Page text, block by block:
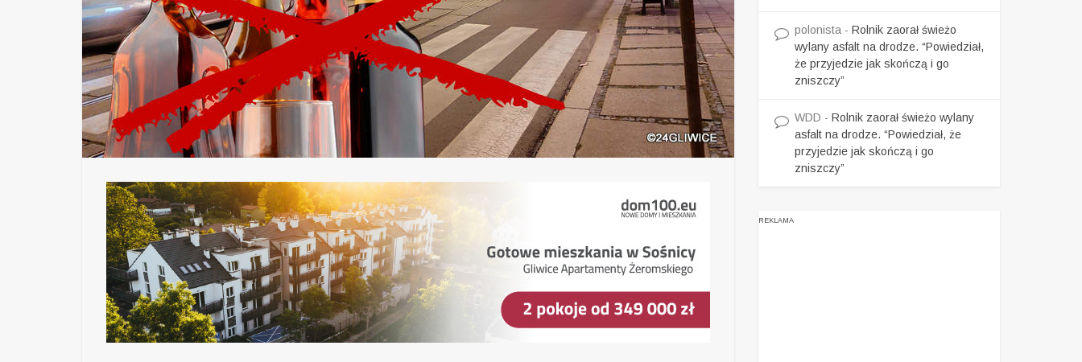
polonista - Rolnik zaorał świeżo
wylany asfalt na drodze. “Powiedział,
że przyjedzie jak skończą i go
zniszczy”
WDD - Rolnik zaorał świeżo wylany
asfalt na drodze. “Powiedział, że
przyjedzie jak skończą i go
zniszczy”
REKLAMA